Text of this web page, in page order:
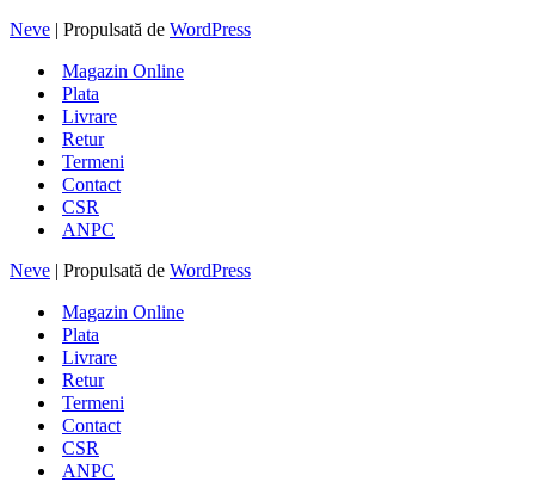
Neve | Propulsată de WordPress
Magazin Online
Plata
Livrare
Retur
Termeni
Contact
CSR
ANPC
Neve | Propulsată de WordPress
Magazin Online
Plata
Livrare
Retur
Termeni
Contact
CSR
ANPC